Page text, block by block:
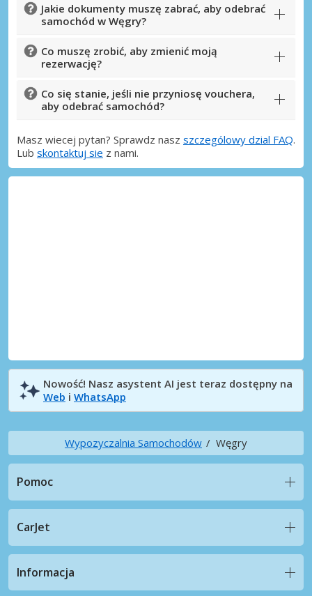
Jakie dokumenty muszę zabrać, aby odebrać
samochód w Węgry?
Co muszę zrobić, aby zmienić moją
rezerwację?
Co się stanie, jeśli nie przyniosę vouchera,
aby odebrać samochód?
Masz wiecej pytan? Sprawdz nasz szczególowy dzial FAQ.
Lub skontaktuj sie z nami.
Nowość! Nasz asystent AI jest teraz dostępny na
Web i WhatsApp
Wypozyczalnia Samochodów Węgry
Pomoc
CarJet
Informacja